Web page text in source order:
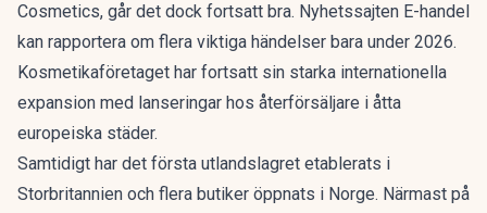
Cosmetics, går det dock fortsatt bra. Nyhetssajten E-handel
kan rapportera om flera viktiga händelser bara under 2026.
Kosmetikaföretaget har fortsatt sin starka internationella
expansion med lanseringar hos återförsäljare i åtta
europeiska städer.
Samtidigt har det första utlandslagret etablerats i
Storbritannien och flera butiker öppnats i Norge. Närmast på